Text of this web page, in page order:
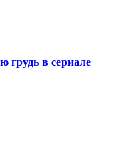
грудь в сериале